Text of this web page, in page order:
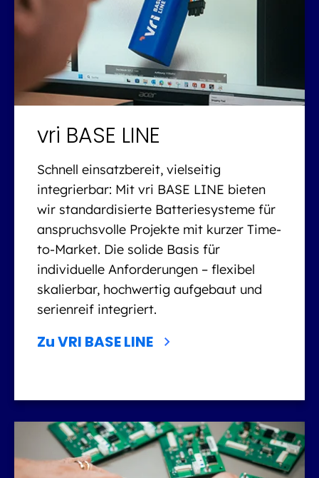
vri BASE LINE
Schnell einsatzbereit, vielseitig
integrierbar: Mit vri BASE LINE bieten
wir standardisierte Batteriesysteme für
anspruchsvolle Projekte mit kurzer Time-
to-Market. Die solide Basis für
individuelle Anforderungen – flexibel
skalierbar, hochwertig aufgebaut und
serienreif integriert.
Zu VRI BASE LINE